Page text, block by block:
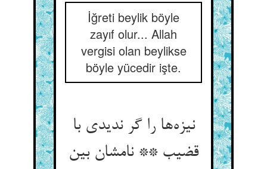
İğreti beylik böyle
zayıf olur... Allah
vergisi olan beylikse
böyle yücedir işte.
نیزه‌ها را گر ندیدی با
قضیب ** نامشان بین